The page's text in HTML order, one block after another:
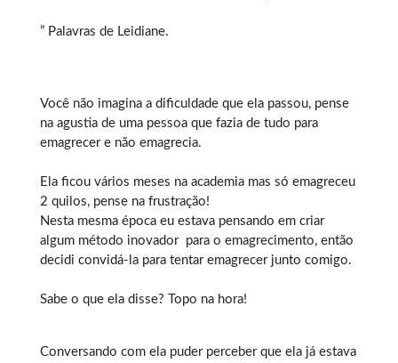
” Palavras de Leidiane.
Você não imagina a dificuldade que ela passou, pense
na agustia de uma pessoa que fazia de tudo para
emagrecer e não emagrecia.
Ela ficou vários meses na academia mas só emagreceu
2 quilos, pense na frustração!
Nesta mesma época eu estava pensando em criar
algum método inovador para o emagrecimento, então
decidi convidá-la para tentar emagrecer junto comigo.
Sabe o que ela disse? Topo na hora!
Conversando com ela puder perceber que ela já estava